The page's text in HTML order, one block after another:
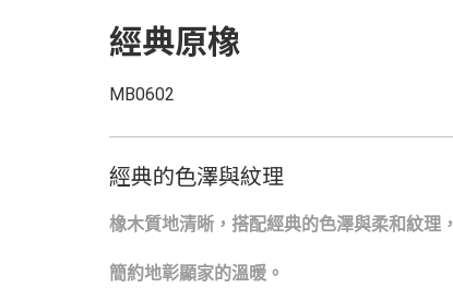
經典原橡
MB0602
經典的色澤與紋理
橡木質地清晰，搭配經典的色澤與柔和紋理，
簡約地彰顯家的溫暖。